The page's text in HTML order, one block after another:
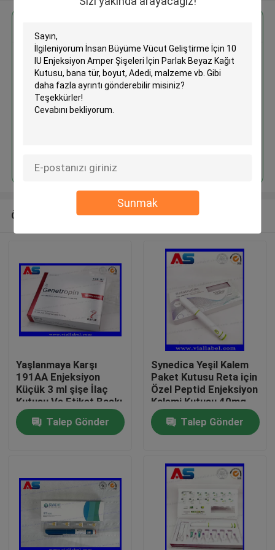
Sunmak
Ürünler
Hakkımızda
İnsan Büyüme Vücut Geliştirme
İçin 10 IU Enjeksiyon Amper
Şişeleri İçin Parlak Beyaz Kağıt
Önerilen Ürünler
Yaşlanmaya Karşı
191AA Enjeksiyon
Küçük 3 ml şişe İlaç
Kutusu Ve Etiket Baskı
Genetropin
Talep Gönder
Synedica Yeşil Kalem
Paket Kutusu Reta için
Özel Peptid Enjeksiyon
Kalemi Kutusu 40mg
Peptid Enjeksiyon
Kalemi, Synedica
Enjeksiyon Kalemi
Talep Gönder